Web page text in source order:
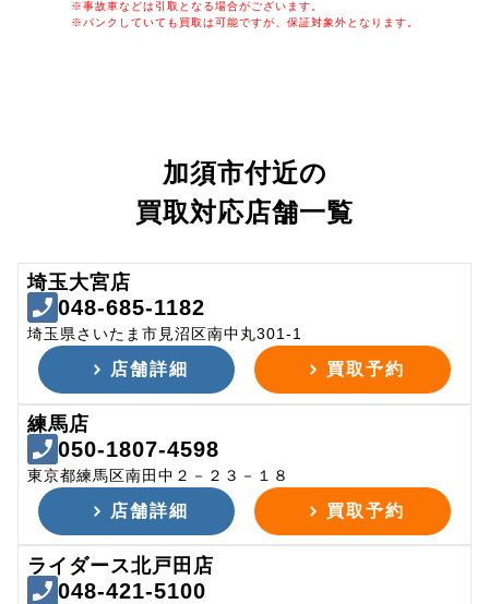
※事故車などは引取となる場合がございます。
※パンクしていても買取は可能ですが、保証対象外となります。
加須市付近の
買取対応店舗一覧
埼玉大宮店
048-685-1182
埼玉県さいたま市見沼区南中丸301-1
店舗詳細 買取予約
練馬店
050-1807-4598
東京都練馬区南田中２－２３－１８
店舗詳細 買取予約
ライダース北戸田店
048-421-5100